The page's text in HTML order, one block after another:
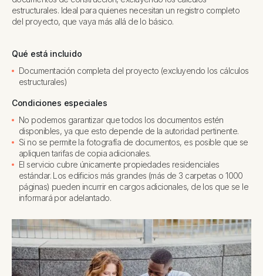
estructurales. Ideal para quienes necesitan un registro completo
del proyecto, que vaya más allá de lo básico.
Qué está incluido
Documentación completa del proyecto (excluyendo los cálculos
estructurales)
Condiciones especiales
No podemos garantizar que todos los documentos estén
disponibles, ya que esto depende de la autoridad pertinente.
Si no se permite la fotografía de documentos, es posible que se
apliquen tarifas de copia adicionales.
El servicio cubre únicamente propiedades residenciales
estándar. Los edificios más grandes (más de 3 carpetas o 1000
páginas) pueden incurrir en cargos adicionales, de los que se le
informará por adelantado.